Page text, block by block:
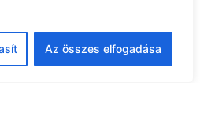
Az összes elfogadása